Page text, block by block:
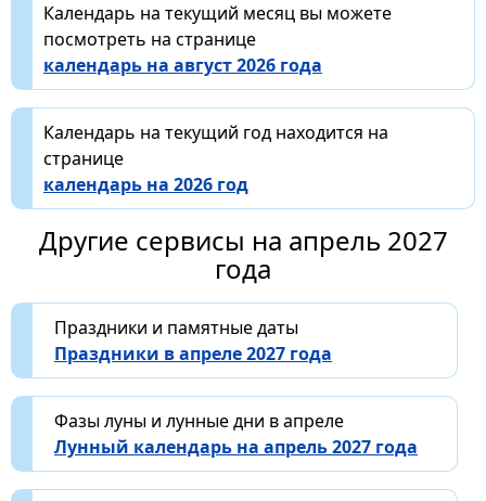
Календарь на текущий месяц вы можете
посмотреть на странице
календарь на август 2026 года
Календарь на текущий год находится на
странице
календарь на 2026 год
Другие сервисы на апрель 2027
года
Праздники и памятные даты
Праздники в апреле 2027 года
Фазы луны и лунные дни в апреле
Лунный календарь на апрель 2027 года